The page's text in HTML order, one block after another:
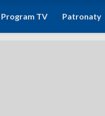
Program TV Patronaty